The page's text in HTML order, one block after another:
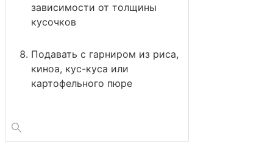
зависимости от толщины
кусочков
Подавать с гарниром из риса,
киноа, кус-куса или
картофельного пюре